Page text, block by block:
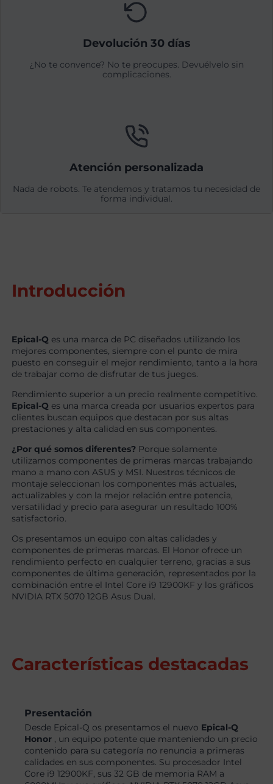
Devolución 30 días
¿No te convence? No te preocupes. Devuélvelo sin
complicaciones.
Atención personalizada
Nada de robots. Te atendemos y tratamos tu necesidad de
forma individual.
Introducción
Epical-Q es una marca de PC diseñados utilizando los
mejores componentes, siempre con el punto de mira
puesto en conseguir el mejor rendimiento, tanto a la hora
de trabajar como de disfrutar de tus juegos.
Rendimiento superior a un precio realmente competitivo.
Epical-Q es una marca creada por usuarios expertos para
clientes buscan equipos que destacan por sus altas
prestaciones y alta calidad en sus componentes.
¿Por qué somos diferentes? Porque solamente
utilizamos componentes de primeras marcas trabajando
mano a mano con ASUS y MSI. Nuestros técnicos de
montaje seleccionan los componentes más actuales,
actualizables y con la mejor relación entre potencia,
versatilidad y precio para asegurar un resultado 100%
satisfactorio.
Os presentamos un equipo con altas calidades y
componentes de primeras marcas. El Honor ofrece un
rendimiento perfecto en cualquier terreno, gracias a sus
componentes de última generación, representados por la
combinación entre el Intel Core i9 12900KF y los gráficos
NVIDIA RTX 5070 12GB Asus Dual.
Características destacadas
Presentación
Desde Epical-Q os presentamos el nuevo Epical-Q
Honor , un equipo potente que manteniendo un precio
contenido para su categoría no renuncia a primeras
calidades en sus componentes. Su procesador Intel
Core i9 12900KF, sus 32 GB de memoria RAM a